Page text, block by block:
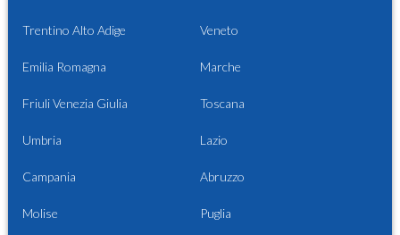
Trentino Alto Adige Veneto
Emilia Romagna Marche
Friuli Venezia Giulia Toscana
Umbria Lazio
Campania Abruzzo
Molise Puglia